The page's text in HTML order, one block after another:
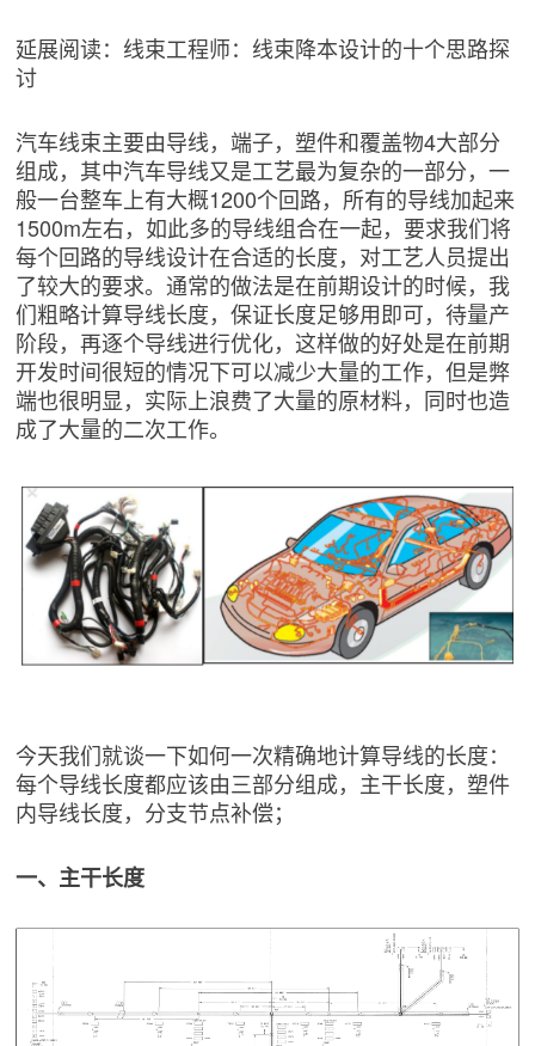
延展阅读：线束工程师：线束降本设计的十个思路探
讨
汽车线束主要由导线，端子，塑件和覆盖物4大部分
组成，其中汽车导线又是工艺最为复杂的一部分，一
般一台整车上有大概1200个回路，所有的导线加起来
1500m左右，如此多的导线组合在一起，要求我们将
每个回路的导线设计在合适的长度，对工艺人员提出
了较大的要求。通常的做法是在前期设计的时候，我
们粗略计算导线长度，保证长度足够用即可，待量产
阶段，再逐个导线进行优化，这样做的好处是在前期
开发时间很短的情况下可以减少大量的工作，但是弊
端也很明显，实际上浪费了大量的原材料，同时也造
成了大量的二次工作。
今天我们就谈一下如何一次精确地计算导线的长度：
每个导线长度都应该由三部分组成，主干长度，塑件
内导线长度，分支节点补偿；
一、主干长度